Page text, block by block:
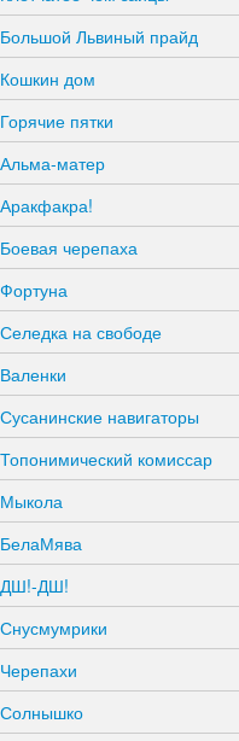
Большой Львиный прайд
Кошкин дом
Горячие пятки
Альма-матер
Аракфакра!
Боевая черепаха
Фортуна
Селедка на свободе
Валенки
Сусанинские навигаторы
Топонимический комиссар
Мыкола
БелаМява
ДШ!-ДШ!
Снусмумрики
Черепахи
Солнышко